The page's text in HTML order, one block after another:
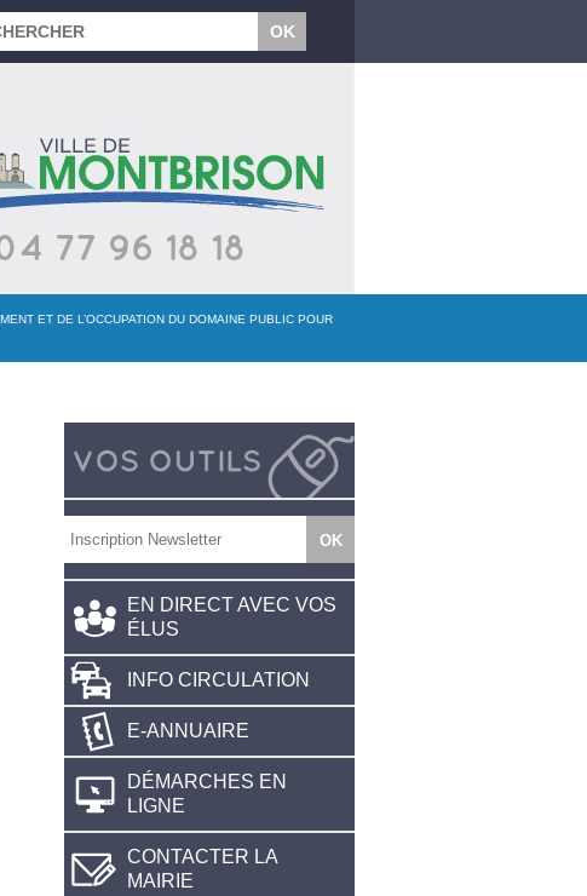
ET DE L’OCCUPATION DU DOMAINE PUBLIC POUR
EN DIRECT AVEC VOS
ÉLUS
INFO CIRCULATION
E-ANNUAIRE
DÉMARCHES EN
LIGNE
CONTACTER LA
MAIRIE